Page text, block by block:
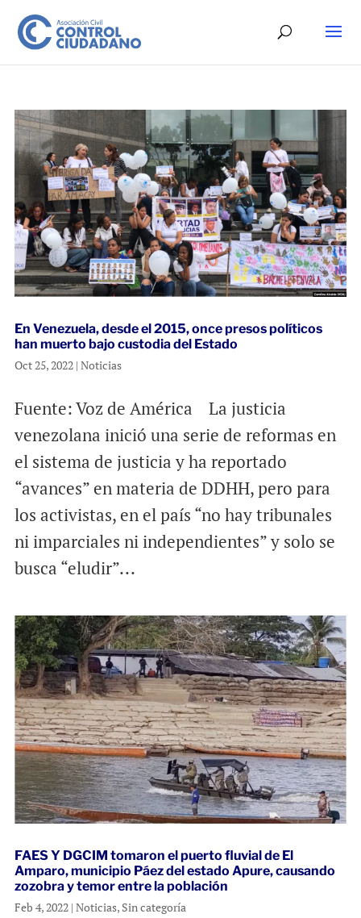
En Venezuela, desde el 2015, once presos políticos
han muerto bajo custodia del Estado
Oct 25, 2022| Noticias
Fuente: Voz de América La justicia
venezolana inició una serie de reformas en
el sistema de justicia y ha reportado
“avances” en materia de DDHH, pero para
los activistas, en el país “no hay tribunales
ni imparciales ni independientes” y solo se
busca “eludir”...
FAES Y DGCIM tomaron el puerto fluvial de El
Amparo, municipio Páez del estado Apure, causando
zozobra y temor entre la población
Feb 4, 2022| Noticias, Sin categoría